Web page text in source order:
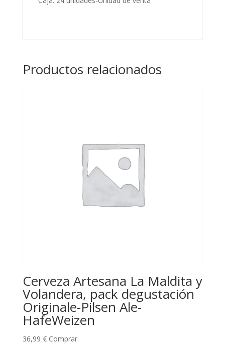
Productos relacionados
Cerveza Artesana La Maldita y
Volandera, pack degustación
Originale-Pilsen Ale-
HafeWeizen
36,99 € Comprar